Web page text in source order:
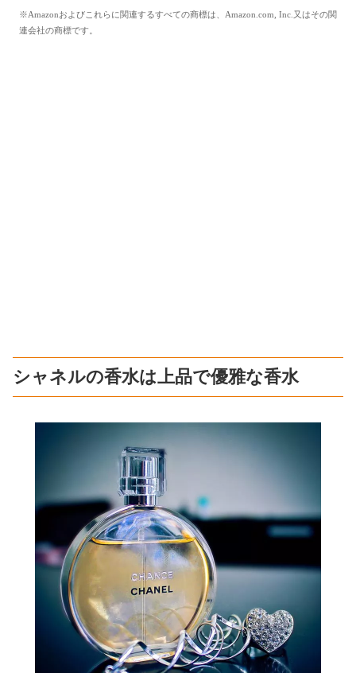
※Amazonおよびこれらに関連するすべての商標は、Amazon.com, Inc.又はその関
連会社の商標です。
シャネルの香水は上品で優雅な香水